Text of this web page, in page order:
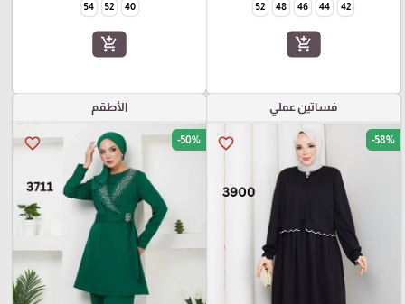
42
44
46
48
52
add_shopping_cart
40
52
54
add_shopping_cart
فساتين عملي
favorite_border -58%
الأطقم
favorite_border -50%